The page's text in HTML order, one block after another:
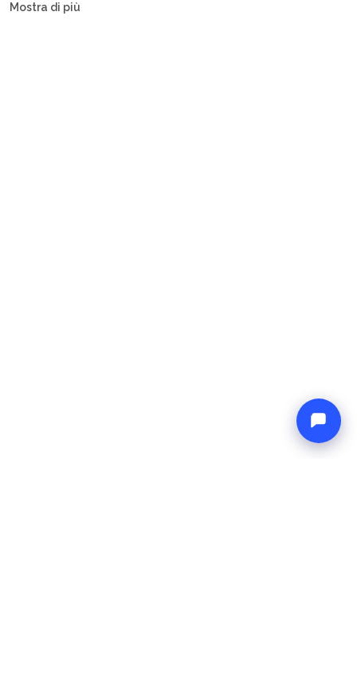
motore e caicchi.
Mostra di più